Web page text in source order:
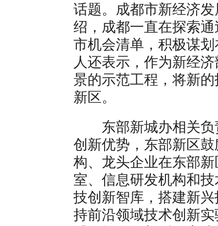
话题。成都市新经济
绍，成都一直在探索
市机会清单，积极谋
人还表示，作为新经
景的示范工程，将新
新区。
东部新城办相关负
创新优势，东部新区
构、龙头企业在东部
室、信息研发机构和
技创新智库，搭建新
持前沿领域技术创新